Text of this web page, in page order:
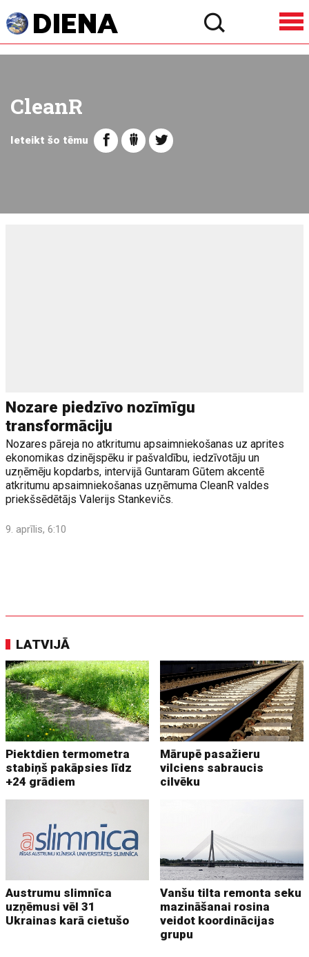
CleanR
Ieteikt šo tēmu
Nozare piedzīvo nozīmīgu
transformāciju
Nozares pāreja no atkritumu apsaimniekošanas uz aprites
ekonomikas dzinējspēku ir pašvaldību, iedzīvotāju un
uzņēmēju kopdarbs, intervijā Guntaram Gūtem akcentē
atkritumu apsaimniekošanas uzņēmuma CleanR valdes
priekšsēdētājs Valerijs Stankevičs.
9. aprīlis, 6:10
LATVIJĀ
Piektdien termometra
stabiņš pakāpsies līdz
+24 grādiem
Mārupē pasažieru
vilciens sabraucis
cilvēku
Austrumu slimnīca
uzņēmusi vēl 31
Ukrainas karā cietušo
Vanšu tilta remonta seku
mazināšanai rosina
veidot koordinācijas
grupu